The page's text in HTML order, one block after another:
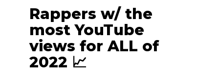
Rappers w/ the
most YouTube
views for ALL of
2022 📈